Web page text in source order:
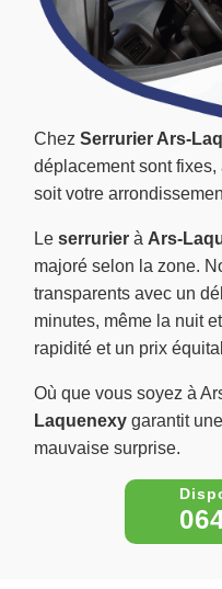
Chez Serrurier Ars-
déplacement sont
soit votre
Le serrurier à Ars-
majoré selon la zone.
transparents avec un
minutes, même la nuit
rapidité et un prix
Où que vous soyez à
Laquenexy garantit
mauvaise surprise.